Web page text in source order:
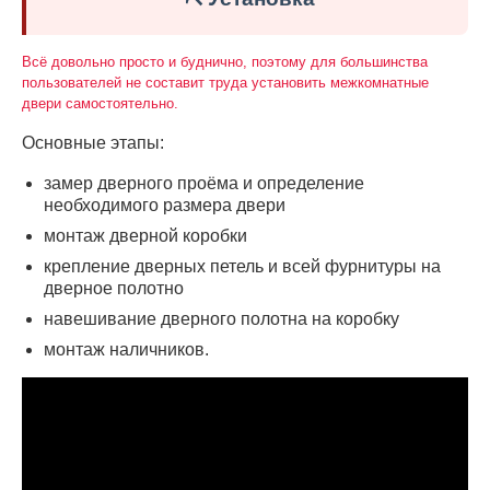
Всё довольно просто и буднично, поэтому для большинства
пользователей не составит труда установить межкомнатные
двери самостоятельно.
Основные этапы:
замер дверного проёма и определение
необходимого размера двери
монтаж дверной коробки
крепление дверных петель и всей фурнитуры на
дверное полотно
навешивание дверного полотна на коробку
монтаж наличников.